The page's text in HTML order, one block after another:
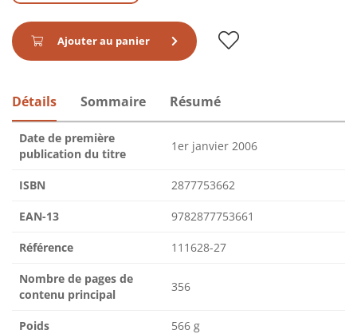
Ajouter au panier
Détails Sommaire Résumé
Date de première
publication du titre
1er janvier 2006
ISBN 2877753662
EAN-13 9782877753661
Référence 111628-27
Nombre de pages de
contenu principal
356
Poids 566 g